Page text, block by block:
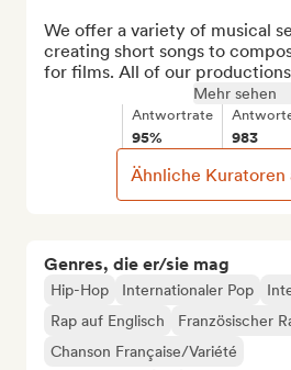
Genres, die er/sie mag
Hip-Hop Internationaler Pop
Rap auf Englisch
Französischer
Chanson Française/Variété
We offer a variety of musical
creating short songs to
for films. All of our productions
Mehr sehen
Antwortrate
95% 983
Ähnliche Kuratoren